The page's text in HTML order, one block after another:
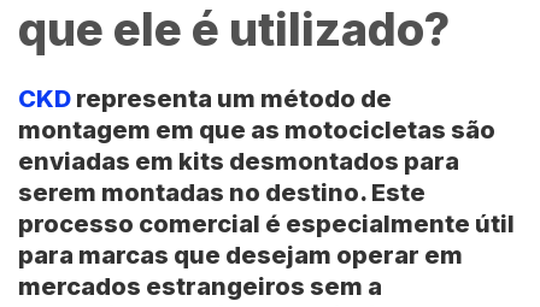
que ele é utilizado?
CKD representa um método de
montagem em que as motocicletas são
enviadas em kits desmontados para
serem montadas no destino. Este
processo comercial é especialmente útil
para marcas que desejam operar em
mercados estrangeiros sem a